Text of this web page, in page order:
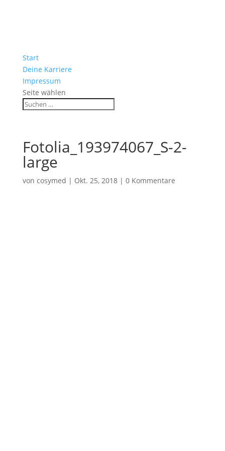
Start
Deine Karriere
Impressum
Seite wählen
Fotolia_193974067_S-2-
large
von cosymed | Okt. 25, 2018| 0 Kommentare